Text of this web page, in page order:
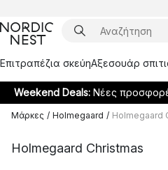
Επιτραπέζια σκεύηΑξεσουάρ
Weekend Deals: Νέες
Μάρκες / Holmegaard / Holmegaard
Holmegaard Christmas